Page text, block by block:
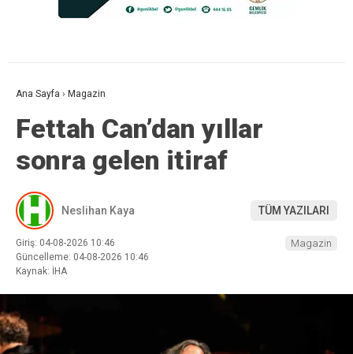
Ana Sayfa › Magazin
Fettah Can’dan yıllar
sonra gelen itiraf
Neslihan Kaya TÜM YAZILARI
Giriş: 04-08-2026 10:46
Güncelleme: 04-08-2026 10:46
Kaynak: İHA
Magazin